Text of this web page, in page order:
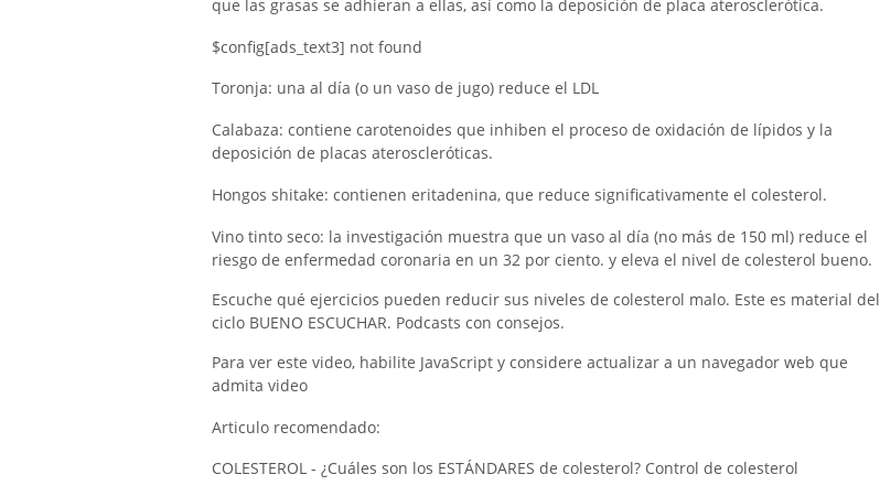
que las grasas se adhieran a ellas, así como la deposición de placa aterosclerótica.
$config[ads_text3] not found
Toronja: una al día (o un vaso de jugo) reduce el LDL
Calabaza: contiene carotenoides que inhiben el proceso de oxidación de lípidos y la
deposición de placas ateroscleróticas.
Hongos shitake: contienen eritadenina, que reduce significativamente el colesterol.
Vino tinto seco: la investigación muestra que un vaso al día (no más de 150 ml) reduce el
riesgo de enfermedad coronaria en un 32 por ciento. y eleva el nivel de colesterol bueno.
Escuche qué ejercicios pueden reducir sus niveles de colesterol malo. Este es material del
ciclo BUENO ESCUCHAR. Podcasts con consejos.
Para ver este video, habilite JavaScript y considere actualizar a un navegador web que
admita video
Articulo recomendado:
COLESTEROL - ¿Cuáles son los ESTÁNDARES de colesterol? Control de colesterol